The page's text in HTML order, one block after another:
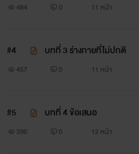
484 0 11 หน้า
#4 บทที่ 3 ร่างกายที่ไม่ปกติ
457 0 11 หน้า
#5 บทที่ 4 ข้อเสนอ
396 0 12 หน้า